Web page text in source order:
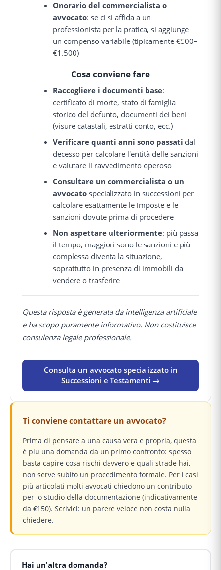
Onorario del commercialista o
avvocato: se ci si affida a un
professionista per la pratica, si aggiunge
un compenso variabile (tipicamente €500–
€1.500)
Cosa conviene fare
Raccogliere i documenti base:
certificato di morte, stato di famiglia
storico del defunto, documenti dei beni
(visure catastali, estratti conto, ecc.)
Verificare quanti anni sono passati dal
decesso per calcolare l'entità delle sanzioni
e valutare il ravvedimento operoso
Consultare un commercialista o un
avvocato specializzato in successioni per
calcolare esattamente le imposte e le
sanzioni dovute prima di procedere
Non aspettare ulteriormente: più passa
il tempo, maggiori sono le sanzioni e più
complessa diventa la situazione,
soprattutto in presenza di immobili da
vendere o trasferire
Questa risposta è generata da intelligenza artificiale
e ha scopo puramente informativo. Non costituisce
consulenza legale professionale.
Consulta un avvocato specializzato in
Successioni e Testamenti →
Ti conviene contattare un avvocato?
Prima di pensare a una causa vera e propria, questa
è più una domanda da un primo confronto: spesso
basta capire cosa rischi davvero e quali strade hai,
non serve subito un procedimento formale. Per i casi
più articolati molti avvocati chiedono un contributo
per lo studio della documentazione (indicativamente
da €150). Scrivici: un parere veloce non costa nulla
chiedere.
Hai un'altra domanda?